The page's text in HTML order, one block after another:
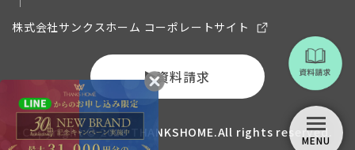
MENU
株式会社サンクスホーム コーポレートサイト
資料請求
Copyright © 2018 THANKSHOME.All rights reserved.